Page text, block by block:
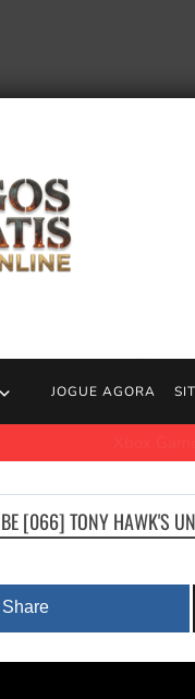
JOGUE AGORA
[066] TONY HAWK'S
Share